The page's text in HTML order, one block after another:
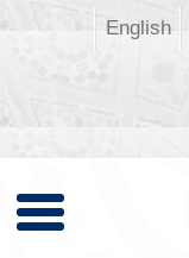
English